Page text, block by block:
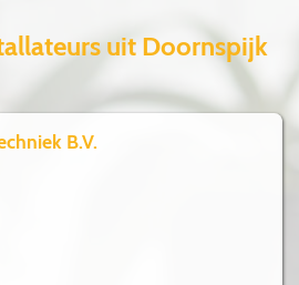
uit Doornspijk
B.V.